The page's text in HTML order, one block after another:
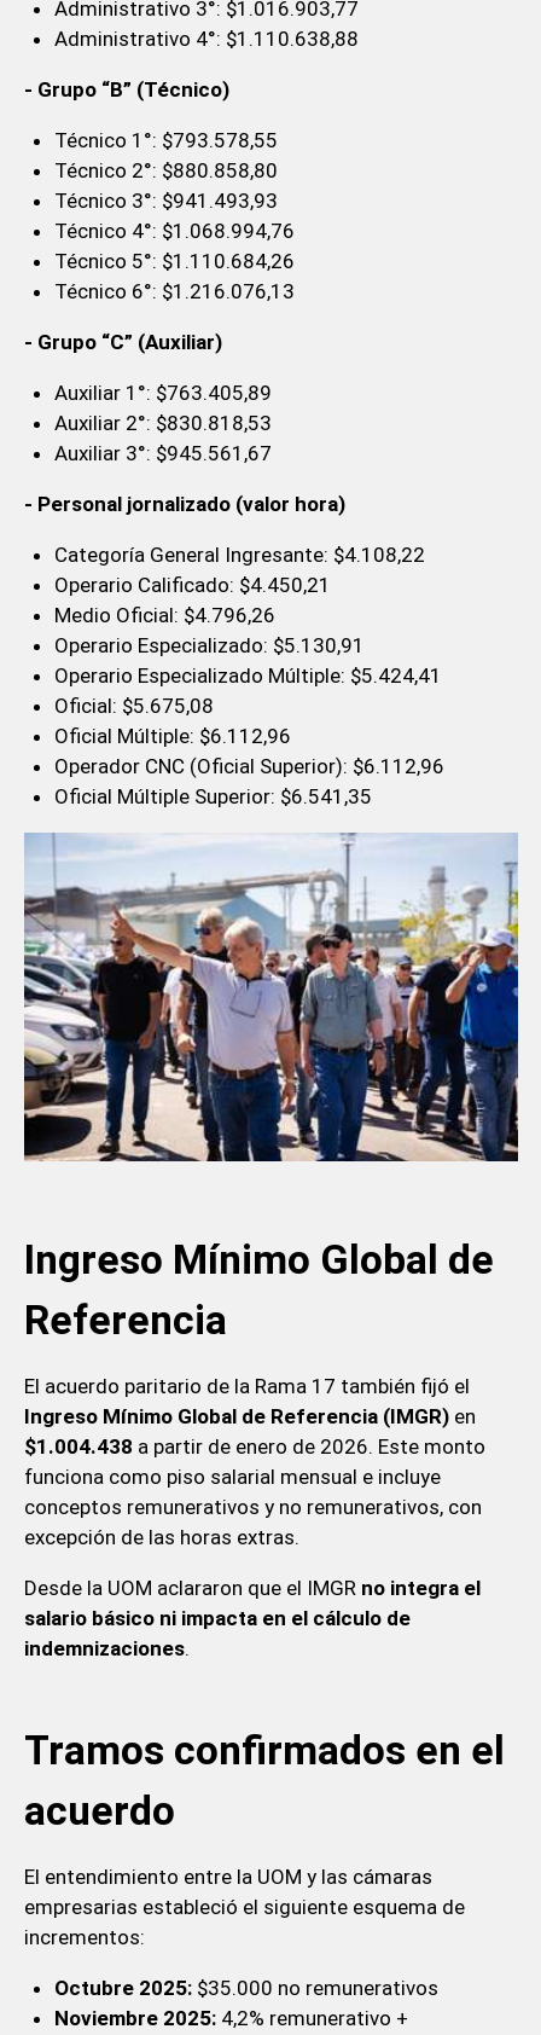
Administrativo 3°: $1.016.903,77
Administrativo 4°: $1.110.638,88
- Grupo “B” (Técnico)
Técnico 1°: $793.578,55
Técnico 2°: $880.858,80
Técnico 3°: $941.493,93
Técnico 4°: $1.068.994,76
Técnico 5°: $1.110.684,26
Técnico 6°: $1.216.076,13
- Grupo “C” (Auxiliar)
Auxiliar 1°: $763.405,89
Auxiliar 2°: $830.818,53
Auxiliar 3°: $945.561,67
- Personal jornalizado (valor hora)
Categoría General Ingresante: $4.108,22
Operario Calificado: $4.450,21
Medio Oficial: $4.796,26
Operario Especializado: $5.130,91
Operario Especializado Múltiple: $5.424,41
Oficial: $5.675,08
Oficial Múltiple: $6.112,96
Operador CNC (Oficial Superior): $6.112,96
Oficial Múltiple Superior: $6.541,35
Ingreso Mínimo Global de
Referencia
El acuerdo paritario de la Rama 17 también fijó el
Ingreso Mínimo Global de Referencia (IMGR)en
$1.004.438 a partir de enero de 2026. Este monto
funciona como piso salarial mensual e incluye
conceptos remunerativos y no remunerativos, con
excepción de las horas extras.
Desde la UOM aclararon que el IMGR no integra el
salario básico ni impacta en el cálculo de
indemnizaciones.
Tramos confirmados en el
acuerdo
El entendimiento entre la UOM y las cámaras
empresarias estableció el siguiente esquema de
incrementos:
Octubre 2025:$35.000 no remunerativos
Noviembre 2025:4,2% remunerativo +